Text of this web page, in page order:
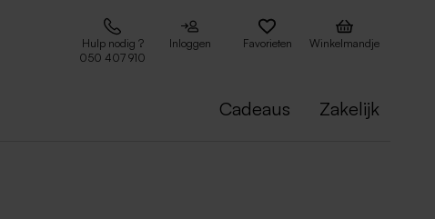
Hulp nodig ?
050 407 910
Inloggen Favorieten Winkelmandje
Cadeaus Zakelijk